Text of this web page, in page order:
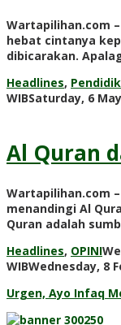
Wartapilihan.com
hebat cintanya
dibicarakan.
Headlines,
WIBSaturday, 6
Al Quran
Wartapilihan.com
menandingi Al
Quran adalah
Headlines, OPINI
WIBWednesday, 8
Urgen, Ayo Infaq